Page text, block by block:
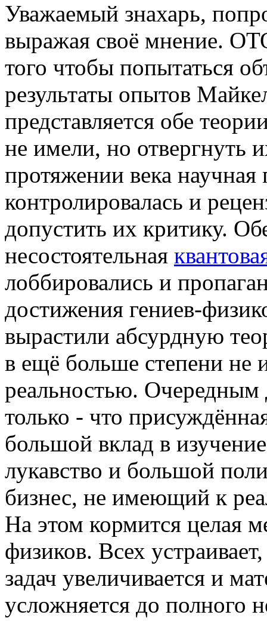
Уважаемый знахарь,
выражая своё мнение.
того чтобы попытаться
результаты опытов
представляется обе
не имели, но отвергнуть
протяжении века научная
контролировалась и
допустить их критику.
несостоятельная
лоббировались и
достижения гениев-
вырастили абсурдную
в ещё больше степени не
реальностью. Очередным
только - что
большой вклад в
лукавство и большой
бизнес, не имеющий к
На этом кормится целая
физиков. Всех
задач увеличивается и
усложняется до полного